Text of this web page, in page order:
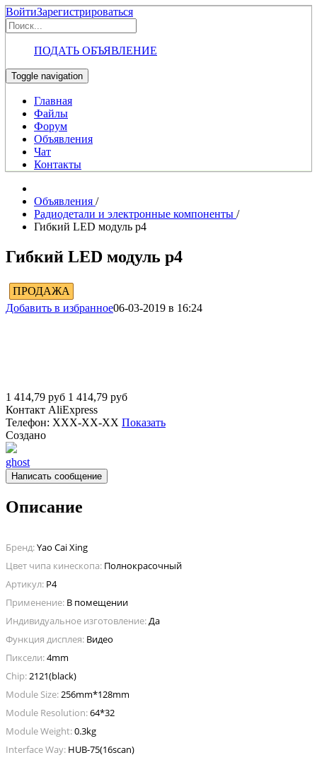
ВойтиЗарегистрироваться
ПОДАТЬ ОБЪЯВЛЕНИЕ
Toggle navigation
Главная
Файлы
Форум
Объявления
Чат
Контакты
Объявления /
Радиодетали и электронные компоненты /
Гибкий LED модуль p4
Гибкий LED модуль p4
ПРОДАЖА
Добавить в избранное06-03-2019 в 16:24
1 414,79 руб 1 414,79 руб
Контакт AliExpress
Телефон: XXX-XX-XX Показать
Создано
ghost
Написать сообщение
Описание
Бренд:Yao Cai Xing
Цвет чипа кинескопа: Полнокрасочный
Артикул: P4
Применение: В помещении
Индивидуальное изготовление:Да
Функция дисплея: Видео
Пиксели:4mm
Chip:2121(black)
Module Size:256mm*128mm
Module Resolution:64*32
Module Weight:0.3kg
Interface Way: HUB-75(16scan)